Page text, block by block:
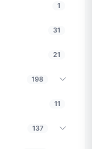
1
31
21
198
11
137